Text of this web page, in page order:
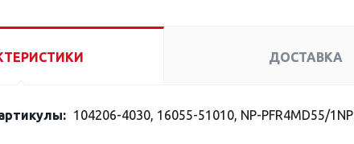
ДОСТАВКА
104206-4030, 16055-51010, NP-PFR4MD55/